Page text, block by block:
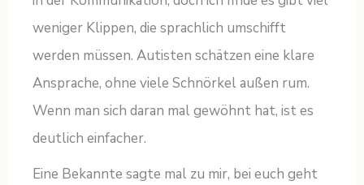
weniger Klippen, die sprachlich umschifft
werden müssen. Autisten schätzen eine klare
Ansprache, ohne viele Schnörkel außen rum.
Wenn man sich daran mal gewöhnt hat, ist es
deutlich einfacher.
Eine Bekannte sagte mal zu mir, bei euch geht